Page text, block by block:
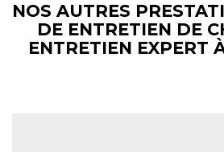
NOS AUTRES
DE ENTRETIEN DE
ENTRETIEN EXPERT